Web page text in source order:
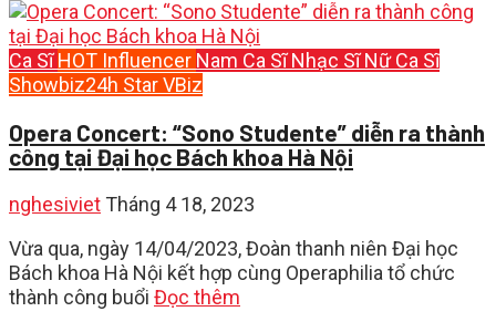
Ca Sĩ HOT Influencer Nam Ca Sĩ Nhạc Sĩ Nữ Ca Sĩ
Showbiz24h StarVBiz
Opera Concert: “Sono Studente” diễn ra thành
công tại Đại học Bách khoa Hà Nội
nghesiviet Tháng 4 18, 2023
Vừa qua, ngày 14/04/2023, Đoàn thanh niên Đại học
Bách khoa Hà Nội kết hợp cùng Operaphilia tổ chức
thành công buổi Đọc thêm